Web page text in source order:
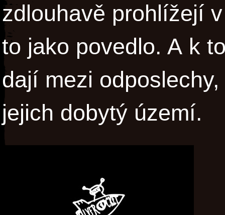
zdlouhavě prohlížejí
to jako povedlo. A k
dají mezi
jejich dobytý území.